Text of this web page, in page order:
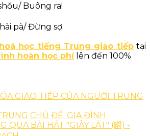
Buông ra!
pà/ Đừng sợ.
học tiếng Trung giao tiếptại
hoàn học phílên đến 100%
GIAO TIẾP CỦA NGƯỜI TRUNG
CHỦ ĐỀ: GIA ĐÌNH
QUA BÀI HÁT "GIÂY LÁT" (瞬) -